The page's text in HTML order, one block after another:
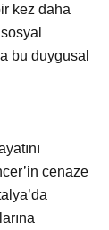
kez daha
bu duygusal
cenaze